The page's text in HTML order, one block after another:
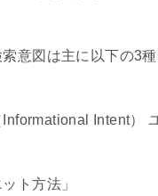
意図は主に以下の3種
Intent）
ト方法」